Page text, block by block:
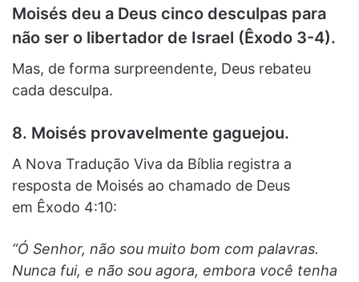
Moisés deu a Deus cinco desculpas para
não ser o libertador de Israel (Êxodo 3-4).
Mas, de forma surpreendente, Deus rebateu
cada desculpa.
8. Moisés provavelmente gaguejou.
A Nova Tradução Viva da Bíblia registra a
resposta de Moisés ao chamado de Deus
em Êxodo 4:10:
“Ó Senhor, não sou muito bom com palavras.
Nunca fui, e não sou agora, embora você tenha